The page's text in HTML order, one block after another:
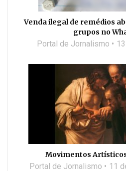
Venda ilegal de remédios
grupos no
Portal de Jornalismo
Movimentos
Portal de Jornalismo 11